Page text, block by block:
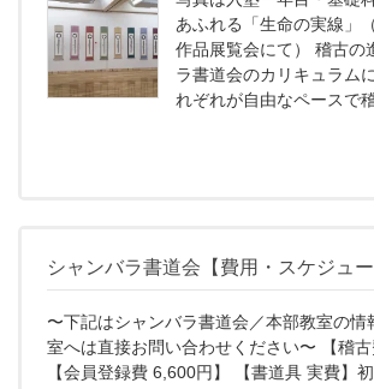
あふれる「生命の実線」
作品展覧会にて） 稽古の
ラ書道会のカリキュラム
れぞれが自由なペースで
シャンバラ書道会【費用・スケジュー
〜下記はシャンバラ書道会／本部教室の情
室へは直接お問い合わせください〜 【稽
【会員登録費 6,600円】 【書道具 実費】初